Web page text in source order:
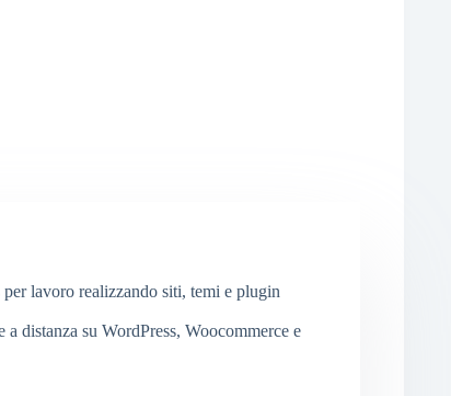
lavoro realizzando siti, temi e plugin
distanza su WordPress, Woocommerce e